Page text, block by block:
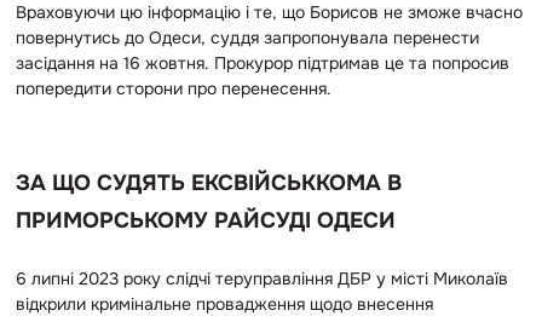
Враховуючи цю інформацію і те, що Борисов не зможе вчасно
повернутись до Одеси, суддя запропонувала перенести
засідання на 16 жовтня. Прокурор підтримав це та попросив
попередити сторони про перенесення.
ЗА ЩО СУДЯТЬ ЕКСВІЙСЬККОМА В
ПРИМОРСЬКОМУ РАЙСУДІ ОДЕСИ
6 липні 2023 року слідчі теруправління ДБР у місті Миколаїв
відкрили кримінальне провадження щодо внесення